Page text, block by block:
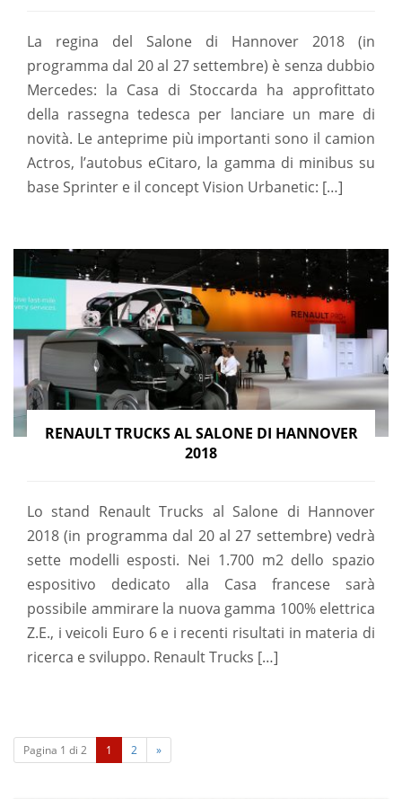
La regina del Salone di Hannover 2018 (in
programma dal 20 al 27 settembre) è senza dubbio
Mercedes: la Casa di Stoccarda ha approfittato
della rassegna tedesca per lanciare un mare di
novità. Le anteprime più importanti sono il camion
Actros, l’autobus eCitaro, la gamma di minibus su
base Sprinter e il concept Vision Urbanetic: […]
RENAULT TRUCKS AL SALONE DI HANNOVER
2018
Lo stand Renault Trucks al Salone di Hannover
2018 (in programma dal 20 al 27 settembre) vedrà
sette modelli esposti. Nei 1.700 m2 dello spazio
espositivo dedicato alla Casa francese sarà
possibile ammirare la nuova gamma 100% elettrica
Z.E., i veicoli Euro 6 e i recenti risultati in materia di
ricerca e sviluppo. Renault Trucks […]
Pagina 1 di 2 1
c
2 »